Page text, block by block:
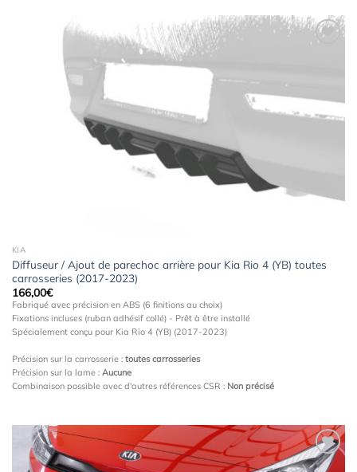
wishlist
KIA
Diffuseur / Ajout de parechoc arrière pour Kia Rio 4 (YB) toutes
carrosseries (2017-2023)
166,00€
Fabriqué avec précision en ABS (6 finitions au choix)
Fixations incluses (ruban adhésif collé) - Prêt à être installé
Spécialement conçu pour Kia Rio 4 (YB) (2017-2023)
Précision sur la carrosserie : toutes carrosseries
Précision sur la lame : Aucune
Combinaison possible avec d'autres références CSR : Non précisé